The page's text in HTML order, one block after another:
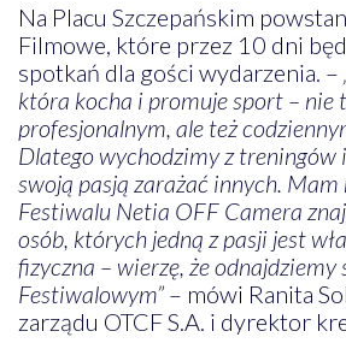
Na Placu Szczepańskim
Filmowe, które przez 10 dni
spotkań dla gości wydarzenia. –
która kocha i promuje sport – nie
profesjonalnym, ale też
Dlatego wychodzimy z treningów
swoją pasją zarażać innych. Mam
Festiwalu Netia OFF Camera
osób, których jedną z pasji jest
fizyczna – wierzę, że
Festiwalowym”– mówi Ranita
zarządu OTCF S.A. i dyrektor